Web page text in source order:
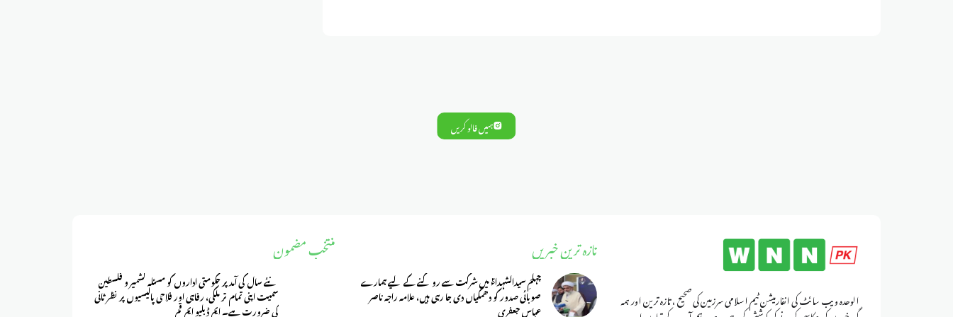
ہمیں فالو کریں
الوحدہ ویب سائٹ کی انفارمیشن ٹیم اسلامی سرزمین کی صحیح ، تازہ ترین اور ہمہ
تازہ ترین خبریں
چہلمِ سیدالشہداءؑ میں شرکت سے روکنے کے لیے ہمارے
صوبائی صدور کو دھمکیاں دی جا رہی ہیں، علامہ راجہ ناصر
عباس جعفری
منتخب مضمون
نئے سال کی آمد پر حکومتی اداروں کو مسئلہ کشمیر و فلسطین
سمیت اپنی تمام تر ملکی، رفاہی اور فلاحی پالیسیوں پر نظر ثانی
کی ضرورت ہے۔ ایم ڈبلیو ایم قم